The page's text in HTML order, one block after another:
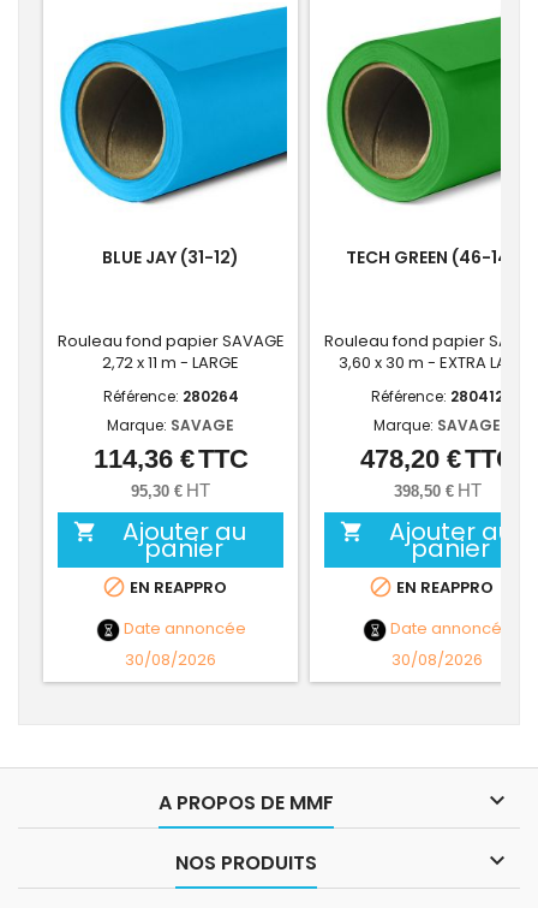
BLUE JAY (31-12)
Rouleau fond papier SAVAGE
2,72 x 11 m - LARGE
Référence: 280264
Marque: SAVAGE
Prix
114,36 €TTC
95,30 € HT
 Ajouter au
panier
 EN REAPPRO
Date annoncée
30/08/2026
TECH GREEN (46-140)
Rouleau fond papier
3,60 x 30 m - EXTRA LARGE
Référence: 280412
Marque: SAVAGE
Prix
478,20 €TTC
398,50 € HT
 Ajouter au
panier
 EN REAPPRO
Date annoncée
30/08/2026
A PROPOS DE MMF 
NOS PRODUITS 